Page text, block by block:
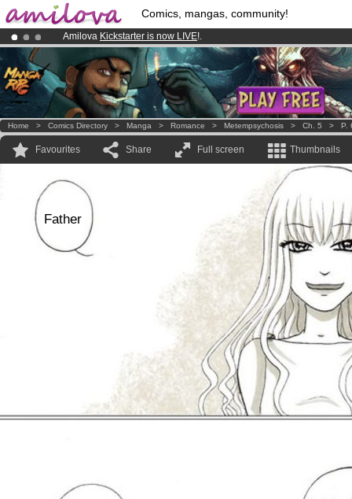
Comics, mangas, community!
Amilova Kickstarter is now LIVE!.
Already 100000membersand 1000comics & mangas!.
Premium membership from3.95 euros per month !Get membership
Home > Comics Directory > Manga > Romance > Metempsychosis > Ch. 5 > P.
Favourites Share Full screen Thumbnails
Father